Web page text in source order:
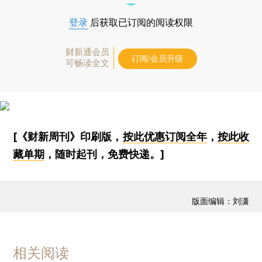
登录 后获取已订阅的阅读权限
财新通会员
可畅读全文
订阅/会员升级
[《财新周刊》印刷版， 按此优惠订阅全年， 按此收
藏单期 ，随时起刊，免费快递。]
版面编辑：刘潇
相关阅读